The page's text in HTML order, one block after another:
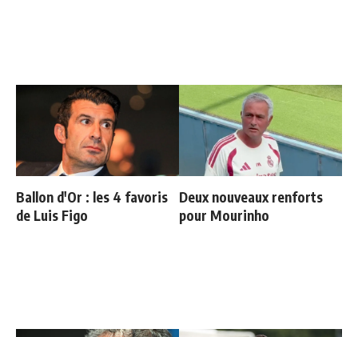
Ballon d'Or : les 4 favoris
de Luis Figo
Deux nouveaux renforts
pour Mourinho